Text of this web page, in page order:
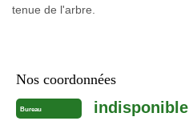
tenue de l'arbre.
Nos coordonnées
Bureau indisponible